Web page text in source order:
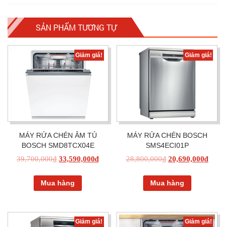
SẢN PHẨM TƯƠNG TỰ
Giảm giá!
MÁY RỬA CHÉN ÂM TỦ
BOSCH SMD8TCX04E
39,700,000₫ 33,590,000₫
Mua hàng
Giảm giá!
MÁY RỬA CHÉN BOSCH
SMS4ECI01P
28,800,000₫ 20,690,000₫
Mua hàng
Giảm giá! Giảm giá!